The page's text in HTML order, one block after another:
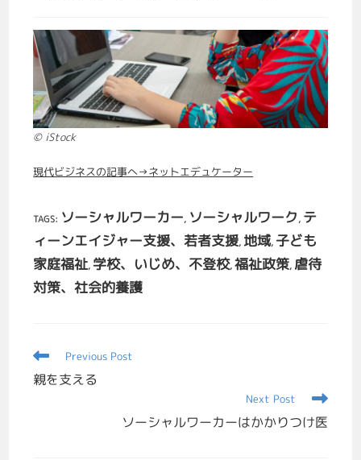
© iStock
現代ビジネスの記事へ→ネットエデュケーター
TAGS: ソーシャルワーカー, ソーシャルワーク, テ
ィーンエイジャー支援、若者支援, 地域, 子ども
家庭福祉, 学校、いじめ、不登校, 福祉政策, 虐待
対策、社会的養護
Previous Post
親を支える
Next Post
ソーシャルワーカーはかかりつけ医